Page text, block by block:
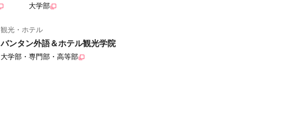
大学部
観光・ホテル
バンタン外語＆ホテル観光学院
大学部・専門部・高等部